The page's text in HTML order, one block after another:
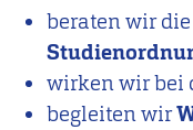
beraten wir
wirken wir bei
begleiten wir